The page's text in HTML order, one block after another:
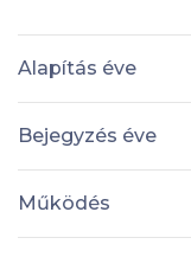
Alapítás éve
Bejegyzés éve
Működés